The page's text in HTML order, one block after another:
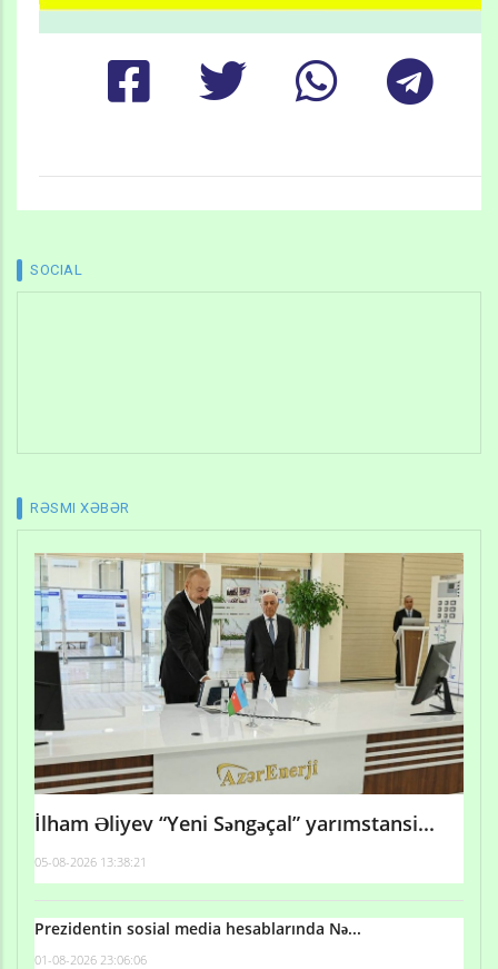
SOCIAL
RƏSMI XƏBƏR
İlham Əliyev “Yeni Səngəçal” yarımstansi...
05-08-2026 13:38:21
Prezidentin sosial media hesablarında Nə...
01-08-2026 23:06:06